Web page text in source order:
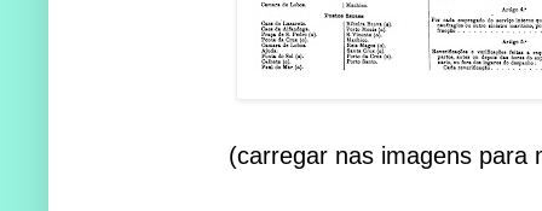
(carregar nas imagens para